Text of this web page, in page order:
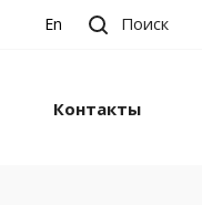
En Поиск
Контакты